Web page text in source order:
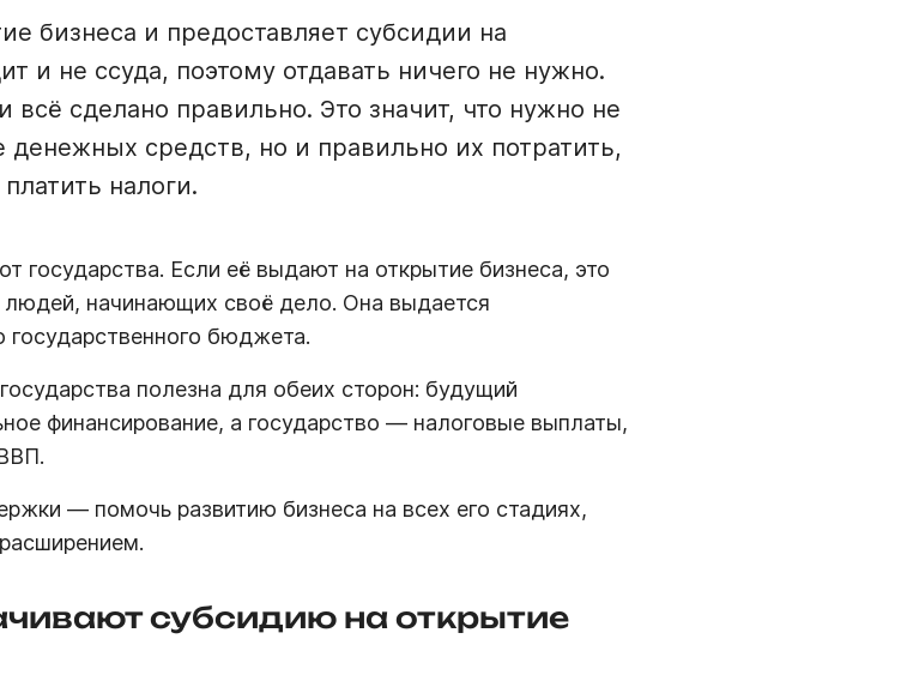
бизнеса и предоставляет субсидии на
и не ссуда, поэтому отдавать ничего не нужно.
сделано правильно. Это значит, что нужно не
денежных средств, но и правильно их потратить,
налоги.
государства. Если её выдают на открытие бизнеса, это
начинающих своё дело. Она выдается
бюджета.
полезна для обеих сторон: будущий
финансирование, а государство — налоговые выплаты,
— помочь развитию бизнеса на всех его стадиях,
субсидию на открытие